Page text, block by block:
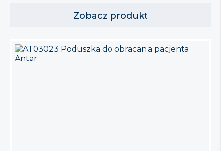
z podłożem, przez co zmniejsza się siła nacisku.
Dodatkowe wyprofilowanie pod główkę zapewnia
powietrzna nawet gdy dziecko śpi […]
Zobacz produkt